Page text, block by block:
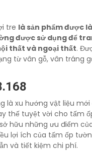
tre là sản phẩm được
được sử dụng để
thất và ngoại thất.
từ vân gỗ, vân tráng
là xu hướng vật liệu mới
thế tuyệt vời cho tấm
hữu những ưu điểm
lợi ích của tấm ốp
và tiết kiệm chi phí.